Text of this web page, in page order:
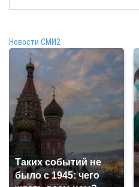
Новости СМИ2
Таких событий не
было с 1945: чего